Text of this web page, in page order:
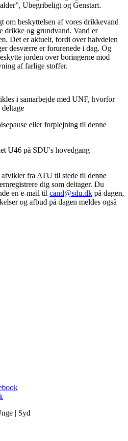
Ubegribeligt og Genstart.
om beskyttelsen af vores drikkevand
drikke og grundvand. Vand er
Det er aktuelt, fordi over halvdelen
desværre er forurenede i dag. Og
jorden over boringerne mod
af farlige stoffer.
i samarbejde med UNF, hvorfor
eller forplejning til denne
U46 på SDU's hovedgang
fra ATU til stede til denne
dig som deltager. Du
en e-mail til cand@sdu.dk på dagen,
og afbud på dagen meldes også
| Syd